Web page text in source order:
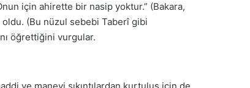
için ahirette bir nasip yoktur.” (Bakara,
(Bu nüzul sebebi Taberî gibi
öğrettiğini vurgular.